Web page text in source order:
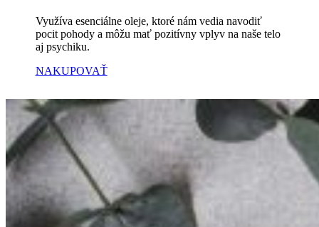
Využíva esenciálne oleje, ktoré nám vedia navodiť
pocit pohody a môžu mať pozitívny vplyv na naše telo
aj psychiku.
NAKUPOVAŤ